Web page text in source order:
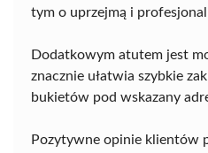
tym o uprzejmą i
Dodatkowym atutem jest
znacznie ułatwia szybkie
bukietów pod wskazany
Pozytywne opinie klientów